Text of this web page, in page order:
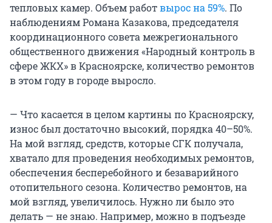
тепловых камер. Объем работвырос на 59%. По
наблюдениям Романа Казакова, председателя
координационного совета межрегионального
общественного движения «Народный контроль в
сфере ЖКХ» в Красноярске, количество ремонтов
в этом году в городе выросло.
— Что касается в целом картины по Красноярску,
износ был достаточно высокий, порядка 40–50%.
На мой взгляд, средств, которые СГК получала,
хватало для проведения необходимых ремонтов,
обеспечения бесперебойного и безаварийного
отопительного сезона. Количество ремонтов, на
мой взгляд, увеличилось. Нужно ли было это
делать — не знаю. Например, можно в подъезде